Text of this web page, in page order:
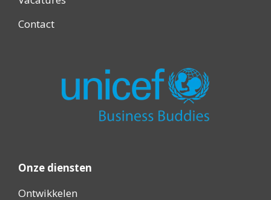
Contact
Onze diensten
Ontwikkelen